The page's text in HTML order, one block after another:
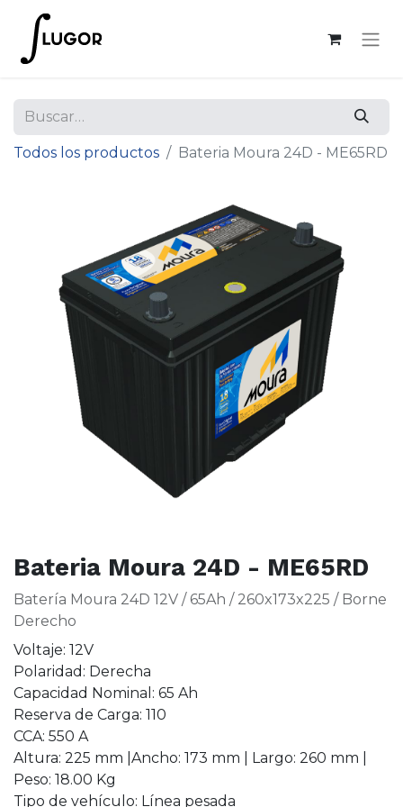
Todos los productos Bateria Moura 24D - ME65RD
Bateria Moura 24D - ME65RD
Batería Moura 24D 12V / 65Ah / 260x173x225 / Borne
Derecho
Voltaje: 12V
Polaridad: Derecha
Capacidad Nominal: 65 Ah
Reserva de Carga: 110
CCA: 550 A
Altura: 225 mm |Ancho: 173 mm | Largo: 260 mm |
Peso: 18.00 Kg
Tipo de vehículo: Línea pesada